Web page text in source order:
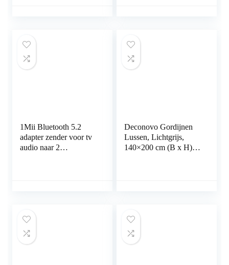
1Mii Bluetooth 5.2
adapter zender voor tv
audio naar 2
Deconovo Gordijnen
Lussen, Lichtgrijs,
140×200 cm (B x H),